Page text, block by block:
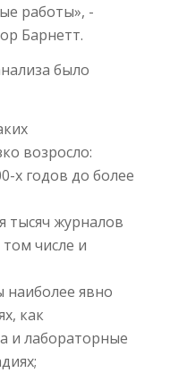
работы», -
Барнетт.
было
возросло:
х годов до более
тысяч журналов
числе и
явно
как
и лабораторные